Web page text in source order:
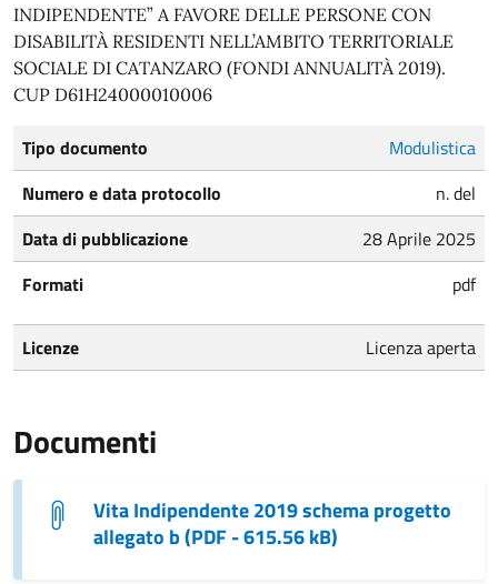
INDIPENDENTE” A FAVORE DELLE PERSONE CON
DISABILITÀ RESIDENTI NELL’AMBITO TERRITORIALE
SOCIALE DI CATANZARO (FONDI ANNUALITÀ 2019).
CUP D61H24000010006
Tipo documento
Modulistica
Numero e data protocollo
n. del
Data di pubblicazione
28 Aprile 2025
Formati
pdf
Licenze Licenza aperta
Documenti
Vita Indipendente 2019 schema progetto
allegato b (PDF - 615.56 kB)